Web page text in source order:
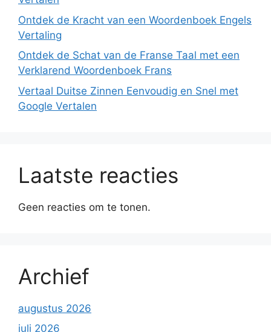
Ontdek de Kracht van een Woordenboek Engels
Vertaling
Ontdek de Schat van de Franse Taal met een
Verklarend Woordenboek Frans
Vertaal Duitse Zinnen Eenvoudig en Snel met
Google Vertalen
Laatste reacties
Geen reacties om te tonen.
Archief
augustus 2026
juli 2026